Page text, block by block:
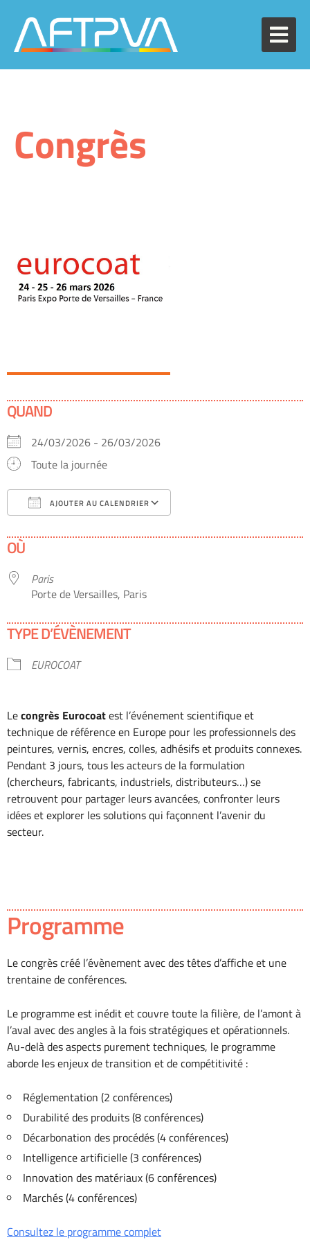
Congrès
QUAND
24/03/2026 - 26/03/2026
Toute la journée
AJOUTER AU CALENDRIER
OÙ
Paris
Porte de Versailles, Paris
TYPE D’ÉVÈNEMENT
EUROCOAT
Lecongrès Eurocoatest l’événement scientifique et
technique de référence en Europe pour les professionnels des
peintures, vernis, encres, colles, adhésifs et produits connexes.
Pendant 3 jours, tous les acteurs de la formulation
(chercheurs, fabricants, industriels, distributeurs…) se
retrouvent pour partager leurs avancées, confronter leurs
idées et explorer les solutions qui façonnent l’avenir du
secteur.
Programme
Le congrès créé l’évènement avec des têtes d’affiche et une
trentaine de conférences.
Le programme est inédit et couvre toute la filière, de l’amont à
l’aval avec des angles à la fois stratégiques et opérationnels.
Au-delà des aspects purement techniques, le programme
aborde les enjeux de transition et de compétitivité :
Réglementation (2 conférences)
Durabilité des produits (8 conférences)
Décarbonation des procédés (4 conférences)
Intelligence artificielle (3 conférences)
Innovation des matériaux (6 conférences)
Marchés (4 conférences)
Consultez le programme complet